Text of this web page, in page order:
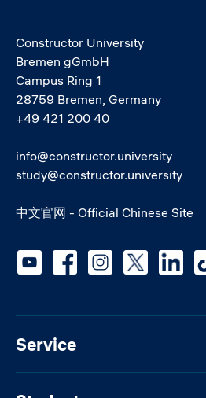
Constructor University
Bremen gGmbH
Campus Ring 1
28759 Bremen, Germany
+49 421 200 40
info@constructor.university
study@constructor.university
中文官网 - Official Chinese Site
Service
Social media